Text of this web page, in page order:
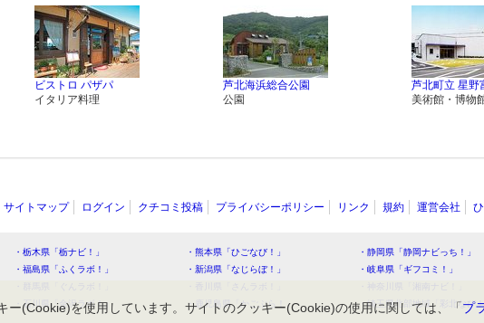
ビストロ パザパ
イタリア料理
芦北海浜総合公園
公園
芦北町立 星野
美術館・博物
サイトマップ ログイン クチコミ投稿 プライバシーポリシー リンク 規約 運営会社
・栃木県「栃ナビ！」 ・熊本県「ひごなび！」 ・静岡県「静岡ナビっち！」
・福島県「ふくラボ！」
・新潟県「なじらぼ！」 ・岐阜県「ギフコミ！」
・石川県「金沢ラボ！」
・鹿児島県「かごぶら！」 ・埼玉県北部地域「彩北なび！
ー(Cookie)を使用しています。サイトのクッキー(Cookie)の使用に関しては、「プ